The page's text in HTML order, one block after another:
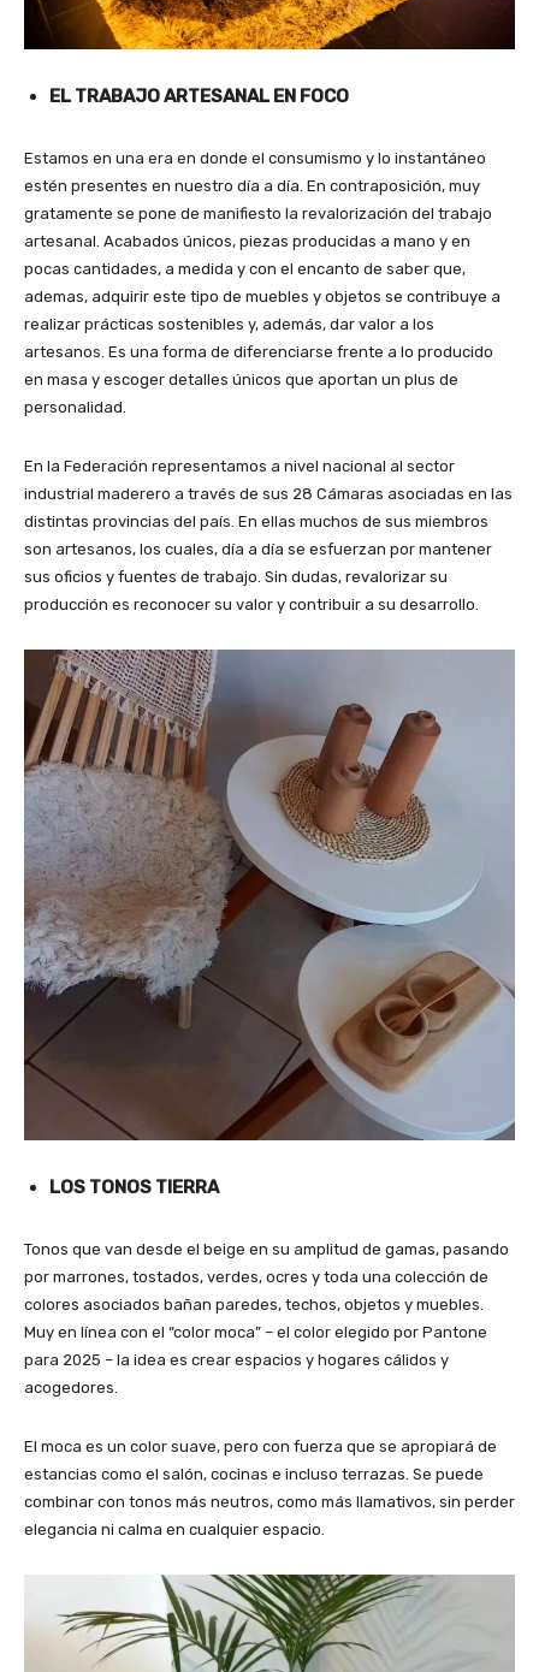
EL TRABAJO ARTESANAL EN FOCO
Estamos en una era en donde el consumismo y lo instantáneo
estén presentes en nuestro día a día. En contraposición, muy
gratamente se pone de manifiesto la revalorización del trabajo
artesanal. Acabados únicos, piezas producidas a mano y en
pocas cantidades, a medida y con el encanto de saber que,
ademas, adquirir este tipo de muebles y objetos se contribuye a
realizar prácticas sostenibles y, además, dar valor a los
artesanos. Es una forma de diferenciarse frente a lo producido
en masa y escoger detalles únicos que aportan un plus de
personalidad.
En la Federación representamos a nivel nacional al sector
industrial maderero a través de sus 28 Cámaras asociadas en las
distintas provincias del país. En ellas muchos de sus miembros
son artesanos, los cuales, día a día se esfuerzan por mantener
sus oficios y fuentes de trabajo. Sin dudas, revalorizar su
producción es reconocer su valor y contribuir a su desarrollo.
LOS TONOS TIERRA
Tonos que van desde el beige en su amplitud de gamas, pasando
por marrones, tostados, verdes, ocres y toda una colección de
colores asociados bañan paredes, techos, objetos y muebles.
Muy en línea con el “color moca” – el color elegido por Pantone
para 2025 – la idea es crear espacios y hogares cálidos y
acogedores.
El moca es un color suave, pero con fuerza que se apropiará de
estancias como el salón, cocinas e incluso terrazas. Se puede
combinar con tonos más neutros, como más llamativos, sin perder
elegancia ni calma en cualquier espacio.